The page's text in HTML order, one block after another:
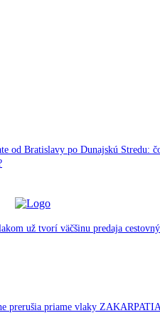
od Bratislavy po Dunajskú Stredu:
už tvorí väčšinu predaja
prerušia priame vlaky